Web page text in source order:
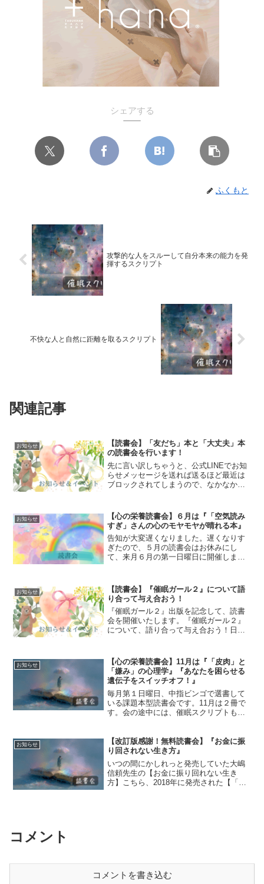
シェアする
ふくもと
攻撃的な人をスルーして自分本来の能力を発
揮するスクリプト
不快な人と自然に距離を取るスクリプト
関連記事
お知らせ
【読書会】「友だち」本と「大丈夫」本
の読書会を行います！
先に言い訳しちゃうと、公式LINEでお知
らせメッセージを送れば送るほど最近は
ブロックされてしまうので、なかなか読
い！」とは思うのですが、大丈夫本を読
んだ感想では「公式L...
お知らせ
【心の栄養読書会】６月は『「空気読み
すぎ」さんの心のモヤモヤが晴れる本』
告知が大変遅くなりました。遅くなりす
ぎたので、５月の読書会はお休みにし
て、来月６月の第一日曜日に開催しま
ヤモヤが晴れる本』です。また、毎回中
指ビンゴで課題本を選んでるの...
お知らせ
【読書会】『催眠ガール２』について語
り合って与え合おう！
『催眠ガール２』出版を記念して、読書
会を開催いたします。『催眠ガール２』
について、語り合って与え合おう！日
書会の形式を少し変えたいと思っており
ま...
お知らせ
【心の栄養読書会】11月は『「皮肉」と
「嫌み」の心理学』『あなたを困らせる
遺伝子をスイッチオフ！』
毎月第１日曜日、中指ビンゴで選書して
いる課題本型読書会です。11月は２冊で
す。会の途中には、催眠スクリプトも読
ファーなんだろう？」と思っていても、
スクリプトを読み終わっ...
お知らせ
【改訂版感謝！無料読書会】『お金に振
り回されない生き方』
いつの間にかしれっと発売していた大嶋
信頼先生の【お金に振り回れない生き
方】こちら、2018年に発売された【「お
コメント
コメントを書き込む